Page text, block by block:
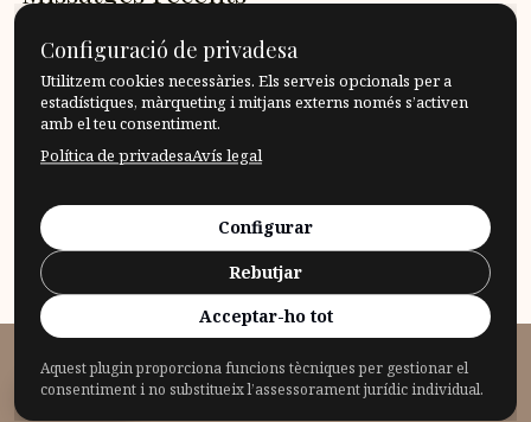
Quote: Roman Opalka
David de Coninck: Animals in a Garden
Quina mida té la nostra illa lingüística?
Què penso quan miro la Columna de la Victòria?
Què significa esforçar-se?
© 2026 Fragensteller
Configuració de privadesa
Utilitzem cookies necessàries. Els serveis opcionals per a
estadístiques, màrqueting i mitjans externs només s’activen
amb el teu consentiment.
Política de privadesaAvís legal
Configurar
Rebutjar
Acceptar-ho tot
Aquest plugin proporciona funcions tècniques per gestionar el
consentiment i no substitueix l’assessorament jurídic individual.
Privadesa